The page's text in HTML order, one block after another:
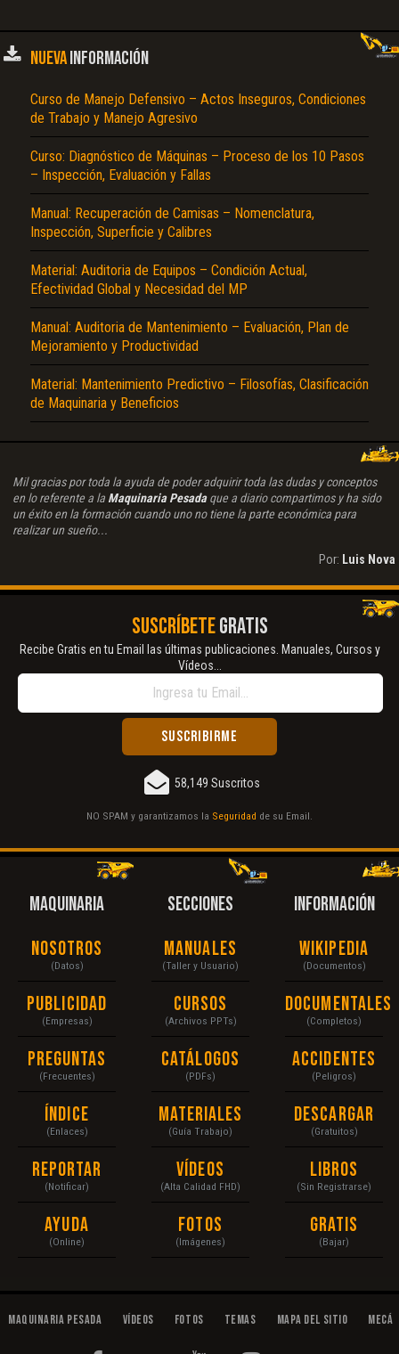
NUEVAINFORMACIÓN
Curso de Manejo Defensivo – Actos Inseguros, Condiciones
de Trabajo y Manejo Agresivo
Curso: Diagnóstico de Máquinas – Proceso de los 10 Pasos
– Inspección, Evaluación y Fallas
Manual: Recuperación de Camisas – Nomenclatura,
Inspección, Superficie y Calibres
Material: Auditoria de Equipos – Condición Actual,
Efectividad Global y Necesidad del MP
Manual: Auditoria de Mantenimiento – Evaluación, Plan de
Mejoramiento y Productividad
Material: Mantenimiento Predictivo – Filosofías, Clasificación
de Maquinaria y Beneficios
Mil gracias por toda la ayuda de poder adquirir toda las dudas y conceptos
en lo referente a la Maquinaria Pesadaque a diario compartimos y ha sido
un éxito en la formación cuando uno no tiene la parte económica para
realizar un sueño...
Por: Luis Nova
SUSCRÍBETEGRATIS
Recibe Gratis en tu Email las últimas publicaciones. Manuales, Cursos y
Vídeos...
58,149 Suscritos
NO SPAM y garantizamos la Seguridad de su Email.
MAQUINARIA
Nosotros
(Datos)
Publicidad
(Empresas)
Preguntas
(Frecuentes)
Índice
(Enlaces)
Reportar
(Notificar)
Ayuda
(Online)
SECCIONES
Manuales
(Taller y Usuario)
Cursos
(Archivos PPTs)
Catálogos
(PDFs)
Materiales
(Guía Trabajo)
Vídeos
(Alta Calidad FHD)
Fotos
(Imágenes)
INFORMACIÓN
Wikipedia
(Documentos)
Documentales
(Completos)
Accidentes
(Peligros)
Descargar
(Gratuitos)
Libros
(Sin Registrarse)
Gratis
(Bajar)
Maquinaria Pesada Vídeos Fotos Temas Mapa del Sitio